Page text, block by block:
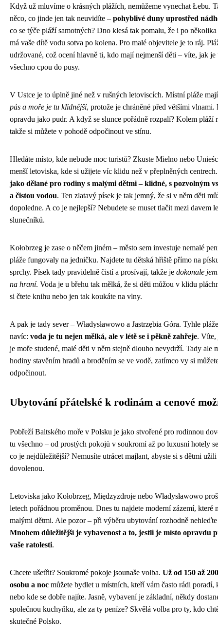
Když už mluvíme o krásných plážích, nemůžeme vynechat Łebu.
něco, co jinde jen tak neuvidíte – pohyblivé duny uprostřed
co se týče pláží samotných? Dno klesá tak pomalu, že i po
má vaše dítě vodu sotva po kolena. Pro malé objevitele je to ráj.
udržované, což ocení hlavně ti, kdo mají nejmenší děti – víte, jak je
všechno cpou do pusy.
V Ustce je to úplně jiné než v rušných letoviscích. Místní pláže
pás a moře je tu klidnější, protože je chráněné před většími vlnami.
opravdu jako pudr. A když se slunce pořádně rozpalí? Kolem pláží
takže si můžete v pohodě odpočinout ve stínu.
Hledáte místo, kde nebude moc turistů? Zkuste Mielno nebo
menší letoviska, kde si užijete víc klidu než v přeplněných
jako dělané pro rodiny s malými dětmi – klidné, s pozvolným
a čistou vodou. Ten zlatavý písek je tak jemný, že si v něm děti
dopoledne. A co je nejlepší? Nebudete se muset tlačit mezi davem
slunečníků.
Kołobrzeg je zase o něčem jiném – město sem investuje nemalé
pláže fungovaly na jedničku. Najdete tu dětská hřiště přímo na
sprchy. Písek tady pravidelně čistí a prosívají, takže je dokonale
na hraní. Voda je u břehu tak mělká, že si děti můžou v klidu
si čtete knihu nebo jen tak koukáte na vlny.
A pak je tady sever – Władysławowo a Jastrzębia Góra. Tyhle
navíc: voda je tu nejen mělká, ale v létě se i pěkně zahřeje. Víte,
je moře studené, malé děti v něm stejně dlouho nevydrží. Tady ale
hodiny stavěním hradů a broděním se ve vodě, zatímco vy si
odpočinout.
Ubytování přátelské k rodinám a cenové
Pobřeží Baltského moře v Polsku je jako stvořené pro rodinnou
tu všechno – od prostých pokojů v soukromí až po luxusní hotely
co je nejdůležitější? Nemusíte utrácet majlant, abyste si s dětmi
dovolenou.
Letoviska jako Kołobrzeg, Międzyzdroje nebo Władysławowo
letech pořádnou proměnou. Dnes tu najdete moderní zázemí, které
malými dětmi. Ale pozor – při výběru ubytování rozhodně nehleďte
Mnohem důležitější je vybavenost a to, jestli je místo opravdu
vaše ratolesti.
Chcete ušetřit? Soukromé pokoje jsouваše volba. Už od 150 až
osobu a noc můžete bydlet u místních, kteří vám často rádi poradí,
nebo kde se dobře najíte. Jasně, vybavení je základní, někdy
společnou kuchyňku, ale za ty peníze? Skvělá volba pro ty, kdo
skutečné Polsko.